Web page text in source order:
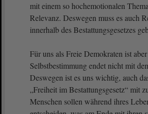
mit einem so hochemotionalen
Relevanz. Deswegen muss es auch
innerhalb des Bestattungsgesetzes
Für uns als Freie Demokraten ist
Selbstbestimmung endet nicht mit
Deswegen ist es uns wichtig, auch
„Freiheit im Bestattungsgesetz“ mit
Menschen sollen während ihres